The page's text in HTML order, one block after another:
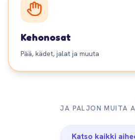
Kehonosat
Pää, kädet, jalat ja muuta
JA PALJON MUITA
Katso kaikki